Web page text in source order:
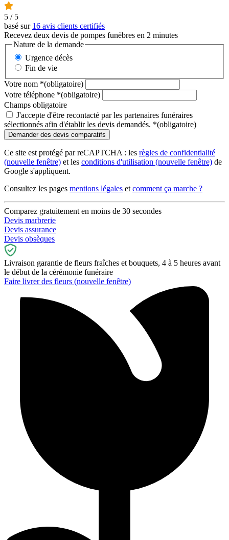
5 / 5
basé sur 16 avis clients certifiés
Recevez deux devis de pompes funèbres en 2 minutes
Nature de la demande
Urgence décès
Fin de vie
Votre nom *(obligatoire)
Votre téléphone *(obligatoire)
Champs obligatoire
J'accepte d'être recontacté par les partenaires funéraires
sélectionnés afin d'établir les devis demandés. *(obligatoire)
Ce site est protégé par reCAPTCHA : les règles de confidentialité
(nouvelle fenêtre) et les conditions d'utilisation (nouvelle fenêtre) de
Google s'appliquent.
Consultez les pages mentions légales et comment ça marche ?
Comparez gratuitement en moins de 30 secondes
Devis marbrerie
Devis assurance
Devis obsèques
Livraison garantie de fleurs fraîches et bouquets, 4 à 5 heures avant
le début de la cérémonie funéraire
Faire livrer des fleurs (nouvelle fenêtre)